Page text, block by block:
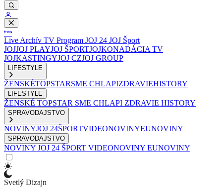
Live Archív TV Program JOJ 24 JOJ Šport
JOJJOJ PLAYJOJ ŠPORTJOJKONADÁCIA TV
JOJKASTINGYJOJ CZJOJ GROUP
LIFESTYLE
ŽENSKÉTOPSTARSME CHLAPIZDRAVIEHISTORY
LIFESTYLE
ŽENSKÉ TOPSTAR SME CHLAPI ZDRAVIE HISTORY
SPRAVODAJSTVO
NOVINYJOJ 24ŠPORTVIDEONOVINYEUNOVINY
SPRAVODAJSTVO
NOVINY JOJ 24 ŠPORT VIDEONOVINY EUNOVINY
Svetlý Dizajn